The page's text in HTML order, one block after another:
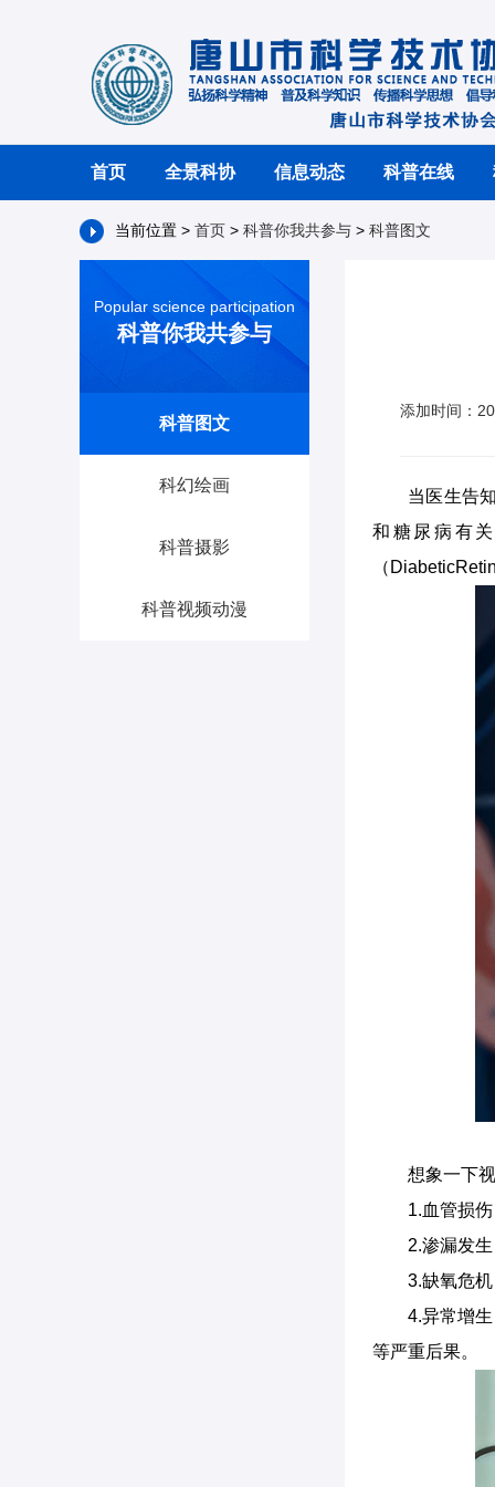
首页 全景科协 信息动态 科普在线
当前位置 > 首页 > 科普你我共参与 > 科普图文
Popular science participation
科普你我共参与
科普图文
科幻绘画
科普摄影
科普视频动漫
添加时间：
当医生告
和糖尿病有
（
想象一下
1.血管损
2.渗漏发
3.缺氧危
4.异常增
等严重后果。